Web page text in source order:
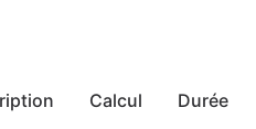
Calcul Durée